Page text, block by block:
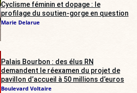
Cyclisme féminin et dopage : le
profilage du soutien-gorge en question
Marie Delarue
Palais Bourbon : des élus RN
demandent le réexamen du projet de
pavillon d’accueil à 50 millions d’euros
Boulevard Voltaire